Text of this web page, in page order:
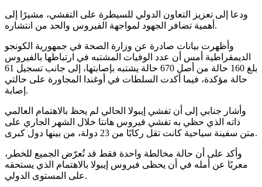
ودعا إلى تعزيز التعاون الدولي للسيطرة على التفشي، مشيرًا إلى
أهمية تضافر الجهود لمواجهة الفيروس والحد من انتشاره.
وأظهرت بيانات صادرة عن وزارة الصحة في جمهورية الكونجو
الديمقراطية أمس أن عدد الوفيات المشتبه في ارتباطها بالفيروس
بلغ 160 حالة من أصل 670 حالة يشتبه بإصابتها، إلى جانب تسجيل 61
حالة مؤكدة، فيما أكدت السلطات في أوغندا المجاورة على حالتي
إصابة.
وأشار جنابي إلى أن تفشي إيبولا الحالي لم يحظ بالاهتمام العالمي
ذاته الذي حظي به تفشي فيروس هانتا خلال الشهر الجاري على
متن سفينة سياحية كانت تقل ركابًا من 23 دولة، من بينها دول كبرى.
وأكد على أن حالة مخالطة واحدة فقط قد تُعرّض الجميع للخطر،
معربًا عن أمله في أن يحظى فيروس إيبولا بالاهتمام الذي يستحقه
على المستوى الدولي.